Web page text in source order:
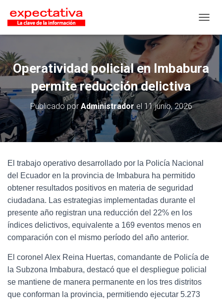
Operatividad policial en Imbabura
permite reducción delictiva
Publicado por Administrador el 11 junio, 2026
El trabajo operativo desarrollado por la Policía Nacional
del Ecuador en la provincia de Imbabura ha permitido
obtener resultados positivos en materia de seguridad
ciudadana. Las estrategias implementadas durante el
presente año registran una reducción del 22% en los
índices delictivos, equivalente a 169 eventos menos en
comparación con el mismo período del año anterior.
El coronel Alex Reina Huertas, comandante de Policía de
la Subzona Imbabura, destacó que el despliegue policial
se mantiene de manera permanente en los tres distritos
que conforman la provincia, permitiendo ejecutar 5.273